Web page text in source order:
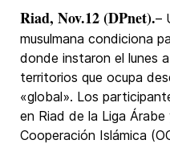
Riad, Nov.12 (DPnet).–
musulmana condiciona
donde instaron el lunes
territorios que ocupa
«global». Los
en Riad de la Liga
Cooperación Islámica